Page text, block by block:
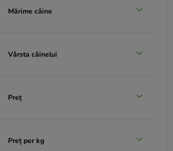
(2)
Mărime câine
Vârsta câinelui
Preț
Preț per kg